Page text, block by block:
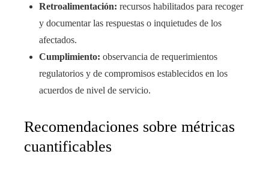
Retroalimentación: recursos habilitados para recoger
y documentar las respuestas o inquietudes de los
afectados.
Cumplimiento: observancia de requerimientos
regulatorios y de compromisos establecidos en los
acuerdos de nivel de servicio.
Recomendaciones sobre métricas
cuantificables